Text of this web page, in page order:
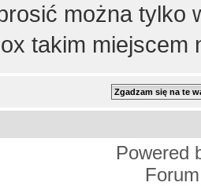
można tylko
takim miejscem
Powered